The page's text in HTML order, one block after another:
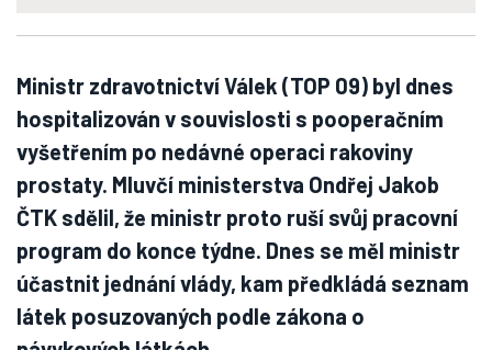
Ministr zdravotnictví Válek (TOP 09) byl dnes
hospitalizován v souvislosti s pooperačním
vyšetřením po nedávné operaci rakoviny
prostaty. Mluvčí ministerstva Ondřej Jakob
ČTK sdělil, že ministr proto ruší svůj pracovní
program do konce týdne. Dnes se měl ministr
účastnit jednání vlády, kam předkládá seznam
látek posuzovaných podle zákona o